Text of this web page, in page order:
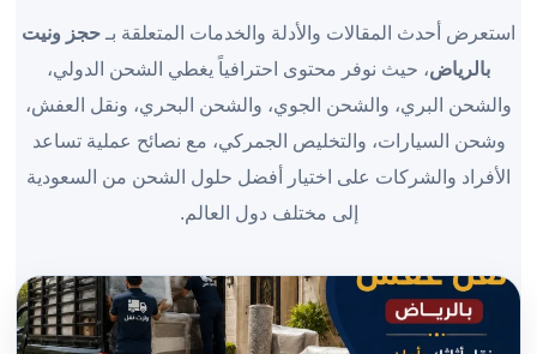
استعرض أحدث المقالات والأدلة والخدمات المتعلقة بـ حجز ونيت
بالرياض، حيث نوفر محتوى احترافياً يغطي الشحن الدولي،
والشحن البري، والشحن الجوي، والشحن البحري، ونقل العفش،
وشحن السيارات، والتخليص الجمركي، مع نصائح عملية تساعد
الأفراد والشركات على اختيار أفضل حلول الشحن من السعودية
إلى مختلف دول العالم.